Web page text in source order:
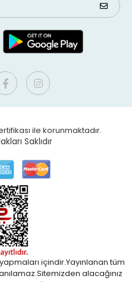
ile korunmaktadır.
Saklıdır
içindir.Yayınlanan tüm
alacağınız